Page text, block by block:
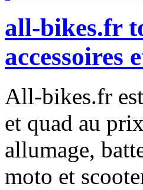
all-bikes.fr
accessoires
All-bikes.fr
et quad au
allumage,
moto et